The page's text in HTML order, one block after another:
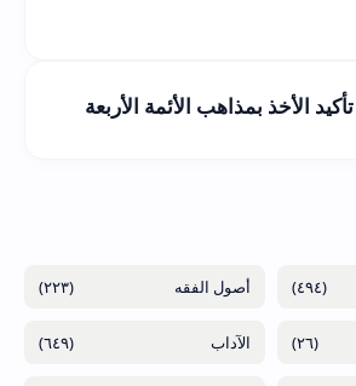
الأخذ بمذاهب الأئمة الأربعة
(٤٩٤) (٢٢٣)
(٢٦) (٦٤٩)